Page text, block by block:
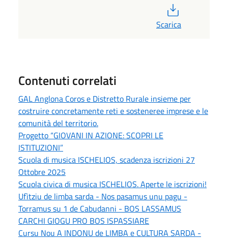
Scarica
Contenuti correlati
GAL Anglona Coros e Distretto Rurale insieme per
costruire concretamente reti e sosteneree imprese e le
comunità del territorio.
Progetto “GIOVANI IN AZIONE: SCOPRI LE
ISTITUZIONI”
Scuola di musica ISCHELIOS, scadenza iscrizioni 27
Ottobre 2025
Scuola civica di musica ISCHELIOS. Aperte le iscrizioni!
Ufìtziu de limba sarda - Nos pasamus unu pagu -
Torramus su 1 de Cabudanni - BOS LASSAMUS
CARCHI GIOGU PRO BOS ISPASSIARE
Cursu Nou A INDONU de LIMBA e CULTURA SARDA -